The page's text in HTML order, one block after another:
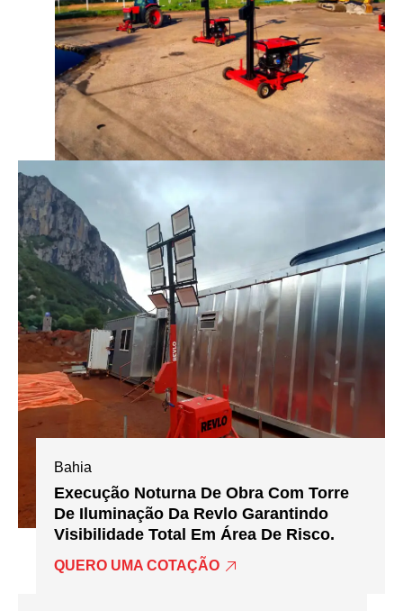
Bahia
Execução Noturna De Obra Com Torre
De Iluminação Da Revlo Garantindo
Visibilidade Total Em Área De Risco.
QUERO UMA COTAÇÃO